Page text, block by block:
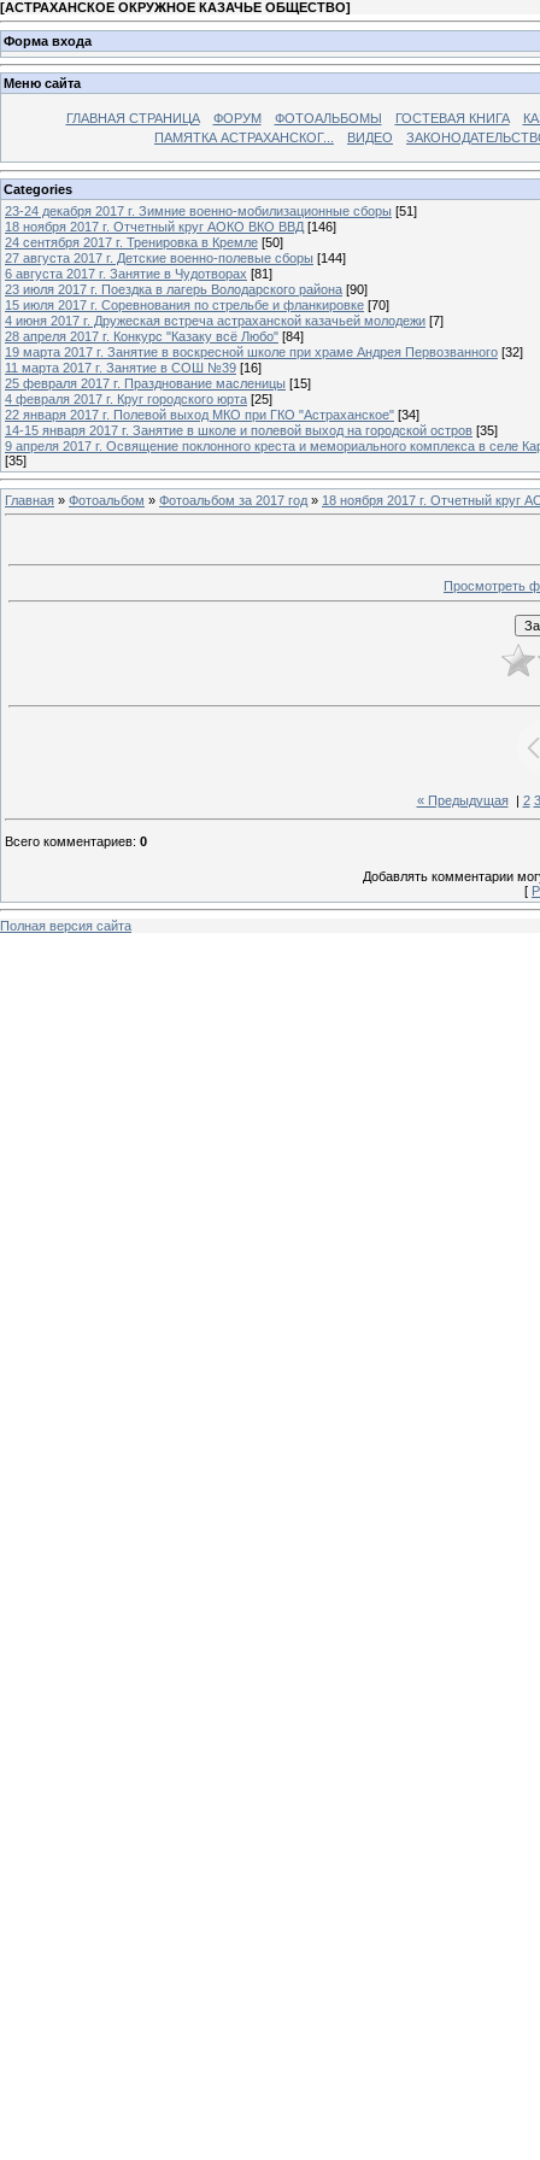
[АСТРАХАНСКОЕ ОКРУЖНОЕ КАЗАЧЬЕ ОБЩЕСТВО]
Форма входа
Меню сайта
ГЛАВНАЯ СТРАНИЦА ФОРУМ ФОТОАЛЬБОМЫ ГОСТЕВАЯ КНИГА
ПАМЯТКА АСТРАХАНСКОГ...
ВИДЕО
Categories
23-24 декабря 2017 г. Зимние военно-мобилизационные сборы [51]
18 ноября 2017 г. Отчетный круг АОКО ВКО ВВД [146]
24 сентября 2017 г. Тренировка в Кремле [50]
27 августа 2017 г. Детские военно-полевые сборы [144]
6 августа 2017 г. Занятие в Чудотворах [81]
23 июля 2017 г. Поездка в лагерь Володарского района [90]
15 июля 2017 г. Соревнования по стрельбе и фланкировке [70]
4 июня 2017 г. Дружеская встреча астраханской казачьей молодежи [7]
28 апреля 2017 г. Конкурс "Казаку всё Любо" [84]
19 марта 2017 г. Занятие в воскресной школе при храме Андрея Первозванного [32]
11 марта 2017 г. Занятие в СОШ №39 [16]
25 февраля 2017 г. Празднование масленицы [15]
4 февраля 2017 г. Круг городского юрта [25]
22 января 2017 г. Полевой выход МКО при ГКО "Астраханское" [34]
14-15 января 2017 г. Занятие в школе и полевой выход на городской остров [35]
9 апреля 2017 г. Освящение поклонного креста и мемориального комплекса в селе
[35]
Главная » Фотоальбом » Фотоальбом за 2017 год » 18 ноября 2017 г. Отчетный круг
Просмотреть
« Предыдущая| 2 3
Всего комментариев: 0
Добавлять комментарии
[
Полная версия сайта